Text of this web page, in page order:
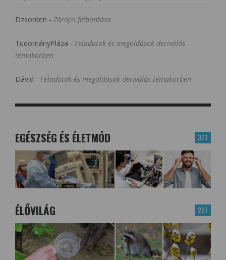
Dzsorden - Zárójel felbontása
TudományPláza - Feladatok és megoldások deriválás
témakörben
Dávid - Feladatok és megoldások deriválás témakörben
373
EGÉSZSÉG ÉS ÉLETMÓD
297
ÉLŐVILÁG